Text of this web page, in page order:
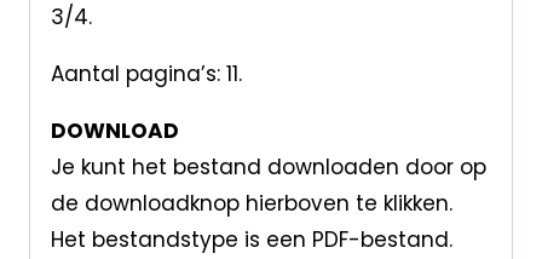
3/4.
Aantal pagina’s: 11.
DOWNLOAD
Je kunt het bestand downloaden door op
de downloadknop hierboven te klikken.
Het bestandstype is een PDF-bestand.